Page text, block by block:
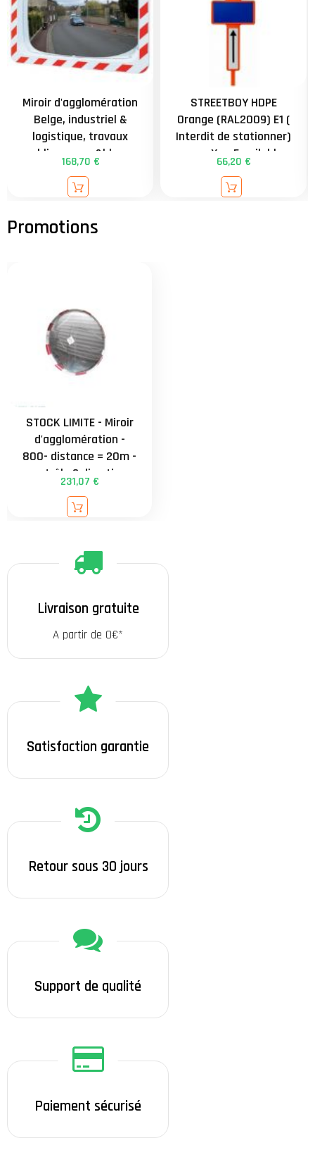
Miroir d'agglomération
Belge, industriel &
logistique, travaux
publics, rouge&blanc -
554 - 600x400mm -
distance = 9m -
externe - attache
universelle de 34 à
168,70 €
STREETBOY HDPE
Orange (RAL2009) E1 (
Interdit de stationner)
avec Xa - Empilable
facilitant le stockage
66,20 €
STOCK LIMITE - Miroir
d'agglomération -
800- distance = 20m -
contrôle 2 directions
externe - attache
universelle de 34 à
231,07 €
Livraison gratuite
A partir de 0€*
Satisfaction garantie
Retour sous 30 jours
Support de qualité
Paiement sécurisé